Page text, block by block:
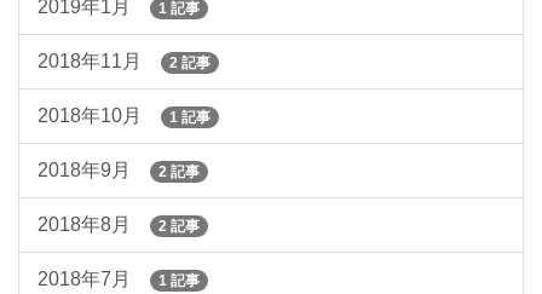
2019年1月 1 記事
2018年11月 2 記事
2018年10月 1 記事
2018年9月 2 記事
2018年8月 2 記事
2018年7月 1 記事